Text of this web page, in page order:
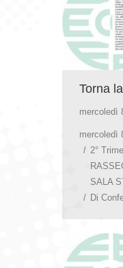
Torna
mercoledì
mercoledì
2°
SALA
Di